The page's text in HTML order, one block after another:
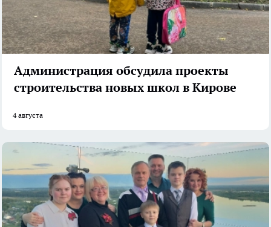
Администрация обсудила проекты
строительства новых школ в Кирове
4 августа